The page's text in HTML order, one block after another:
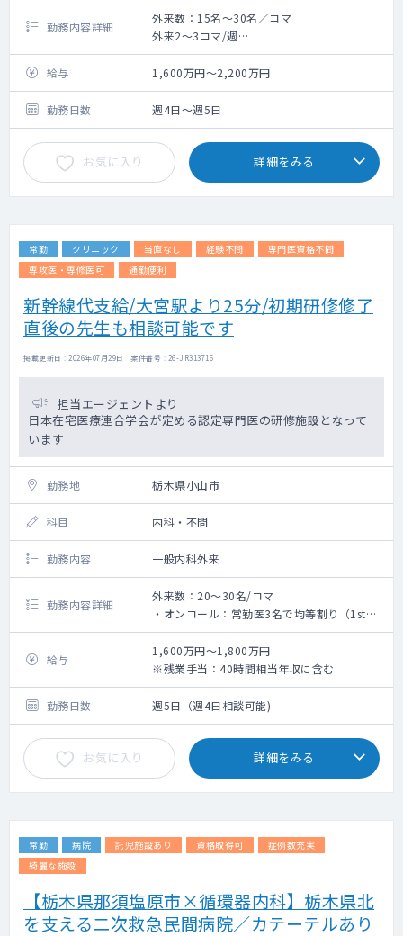
勤務内容詳細
外来数：15名～30名／コマ
外来2〜3コマ/週
病棟管理:主治医制15〜30名
給与
1,600万円～2,200万円
勤務日数 週4日～週5日
お気に入り 詳細をみる
常勤 クリニック 当直なし 経験不問
専門医資格不問
専攻医・専修医可
通勤便利
新幹線代支給/大宮駅より25分/初期研修修了
直後の先生も相談可能です
掲載更新日 : 2026年07月29日 案件番号 : 26-JR313716
担当エージェントより
日本在宅医療連合学会が定める認定専門医の研修施設となって
います
勤務地 栃木県小山市
科目 内科・不問
勤務内容 一般内科外来
勤務内容詳細
外来数：20～30名/コマ
・オンコール：常勤医3名で均等割り（1st看
護師、2nd医師）
└主な対応は熱発やお看取りとなりますが、
予想出来うることは日中のうちにカンファレ
ンス等で共有がございます
・外来と合わせて緊急往診のご対応をいただ
く可能性がございます。
・電子カルテ（モバカル）
給与
1,600万円～1,800万円
※残業手当：40時間相当年収に含む
勤務日数 週5日（週4日相談可能)
お気に入り 詳細をみる
常勤 病院 託児施設あり 資格取得可
症例数充実
綺麗な施設
【栃木県那須塩原市×循環器内科】栃木県北
を支える二次救急民間病院／カテーテルあり